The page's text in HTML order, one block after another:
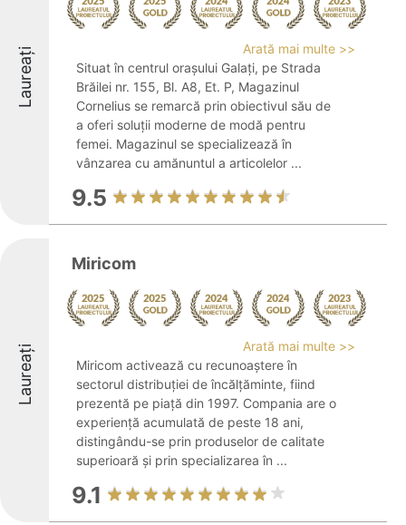
Laureați
Arată mai multe >>
Situat în centrul orașului Galați, pe Strada
Brăilei nr. 155, Bl. A8, Et. P, Magazinul
Cornelius se remarcă prin obiectivul său de
a oferi soluții moderne de modă pentru
femei. Magazinul se specializează în
vânzarea cu amănuntul a articolelor ...
9.5
Laureați
Miricom
Arată mai multe >>
Miricom activează cu recunoaștere în
sectorul distribuției de încălțăminte, fiind
prezentă pe piață din 1997. Compania are o
experiență acumulată de peste 18 ani,
distingându-se prin produselor de calitate
superioară și prin specializarea în ...
9.1